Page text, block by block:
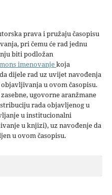
prava i pružaju časopisu
pri čemu će rad jednu
biti podložan
imenovanjekoja
dijele rad uz uvijet navođenja
u ovom časopisu.
ugovorne aranžmane
rada objavljenog u
u institucionalni
u knjizi), uz navođenje da
u ovom časopisu.